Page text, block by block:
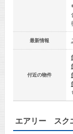
最新情報
付近の物件
エアリー スク